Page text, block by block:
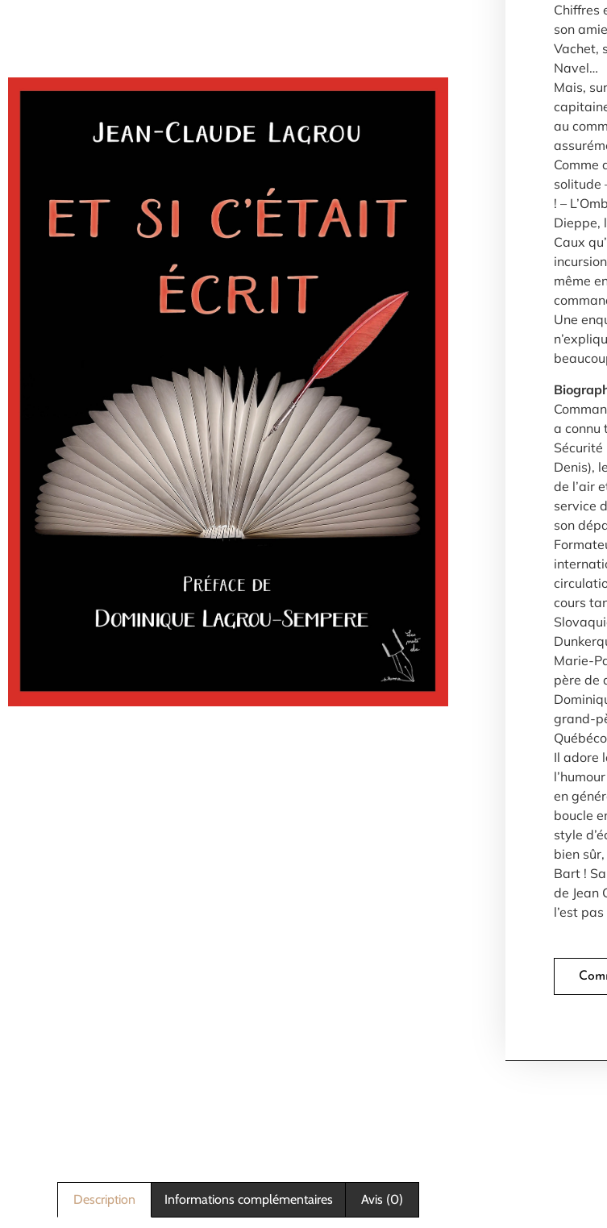
Chiffres
son
Vachet,
Navel…
Mais,
au
Comme
solitude
! –
Dieppe,
Caux
même
Une
a connu
Denis),
de l’air
service
son
cours
Marie-
père de
grand-
Il adore
en
boucle
style
bien
Bart !
de Jean
l’est
Description Informations complémentaires Avis (0)